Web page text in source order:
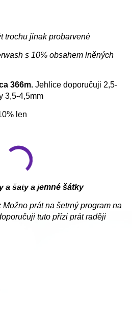
trochu jinak probarvené
s 10% obsahem lněných
366m. Jehlice doporučuji 2,5-
3,5-4,5mm
len
a šaty a jemné šátky
Možno prát na šetrný program na
tuto přízi prát raději